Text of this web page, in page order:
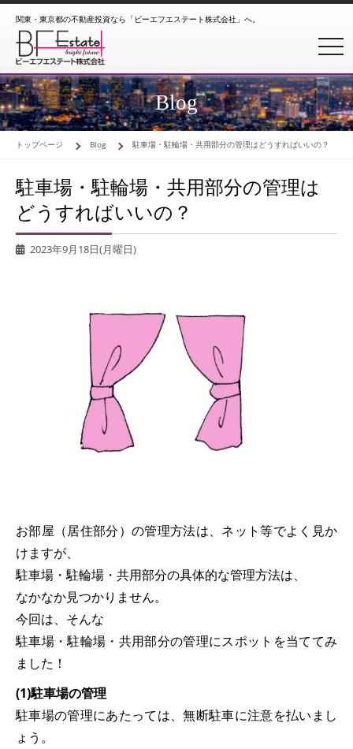
関東・東京都の不動産投資なら「ビーエフエステート株式会社」へ。
Blog
トップページ Blog 駐車場・駐輪場・共用部分の管理はどうすればいいの？
駐車場・駐輪場・共用部分の管理は
どうすればいいの？
2023年9月18日(月曜日)
お部屋（居住部分）の管理方法は、ネット等でよく見か
けますが、
駐車場・駐輪場・共用部分の具体的な管理方法は、
なかなか見つかりません。
今回は、そんな
駐車場・駐輪場・共用部分の管理にスポットを当ててみ
ました！
(1)駐車場の管理
駐車場の管理にあたっては、無断駐車に注意を払いまし
ょう。